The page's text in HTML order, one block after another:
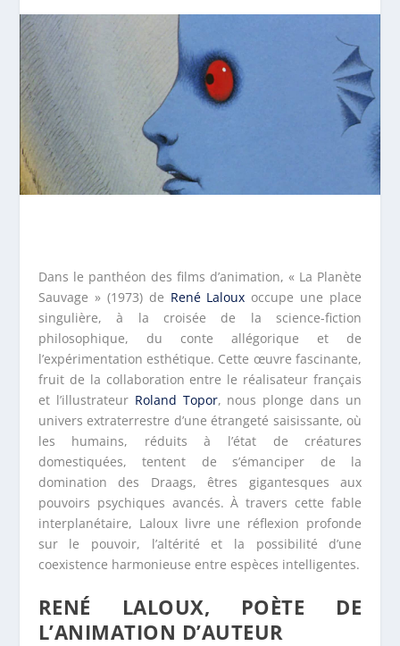
Dans le panthéon des films d’animation, « La Planète
Sauvage » (1973) de René Laloux occupe une place
singulière, à la croisée de la science-fiction
philosophique, du conte allégorique et de
l’expérimentation esthétique. Cette œuvre fascinante,
fruit de la collaboration entre le réalisateur français
et l’illustrateur Roland Topor, nous plonge dans un
univers extraterrestre d’une étrangeté saisissante, où
les humains, réduits à l’état de créatures
domestiquées, tentent de s’émanciper de la
domination des Draags, êtres gigantesques aux
pouvoirs psychiques avancés. À travers cette fable
interplanétaire, Laloux livre une réflexion profonde
sur le pouvoir, l’altérité et la possibilité d’une
coexistence harmonieuse entre espèces intelligentes.
RENÉ LALOUX, POÈTE DE
L’ANIMATION D’AUTEUR